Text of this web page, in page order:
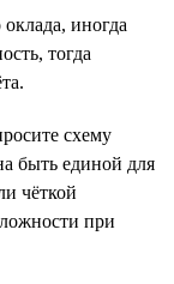
иногда
тогда
схему
быть единой для
чёткой
при